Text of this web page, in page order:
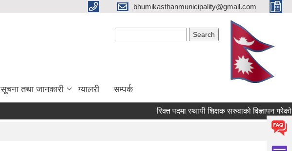
bhumikasthanmunicipality@gmail.com
सूचना तथा जानकारी ग्यालरी सम्पर्क
रिक्त पदमा स्थायी शिक्षक सरुवाको विज्ञापन गरेको